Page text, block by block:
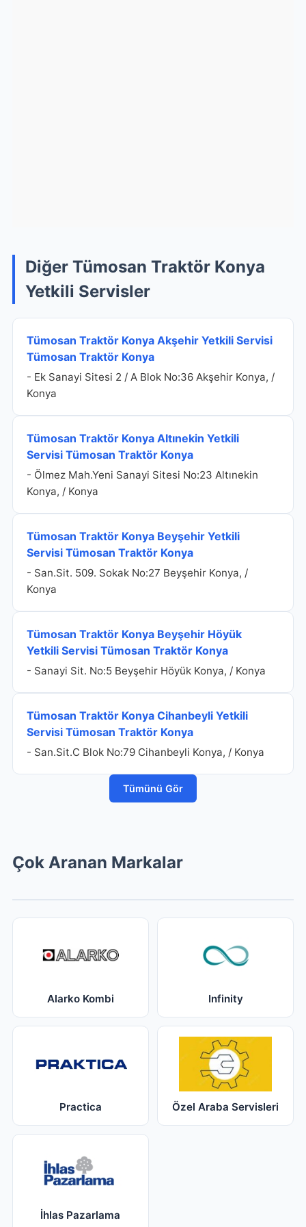
Diğer Tümosan Traktör Konya
Yetkili Servisler
Tümosan Traktör Konya Akşehir Yetkili Servisi
Tümosan Traktör Konya
- Ek Sanayi Sitesi 2 / A Blok No:36 Akşehir Konya, /
Konya
Tümosan Traktör Konya Altınekin Yetkili
Servisi Tümosan Traktör Konya
- Ölmez Mah.Yeni Sanayi Sitesi No:23 Altınekin
Konya, / Konya
Tümosan Traktör Konya Beyşehir Yetkili
Servisi Tümosan Traktör Konya
- San.Sit. 509. Sokak No:27 Beyşehir Konya, /
Konya
Tümosan Traktör Konya Beyşehir Höyük
Yetkili Servisi Tümosan Traktör Konya
- Sanayi Sit. No:5 Beyşehir Höyük Konya, / Konya
Tümosan Traktör Konya Cihanbeyli Yetkili
Servisi Tümosan Traktör Konya
- San.Sit.C Blok No:79 Cihanbeyli Konya, / Konya
Tümünü Gör
Çok Aranan Markalar
Alarko Kombi Infinity
Practica Özel Araba Servisleri
İhlas Pazarlama